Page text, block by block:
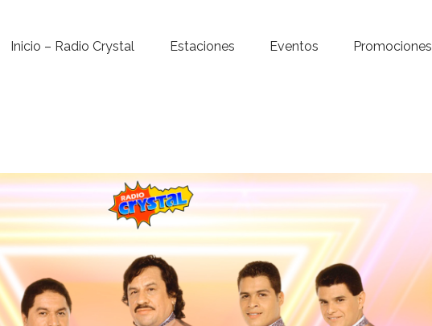
Inicio – Radio Crystal Estaciones Eventos Promociones
Noticias
Para ti
Contacto